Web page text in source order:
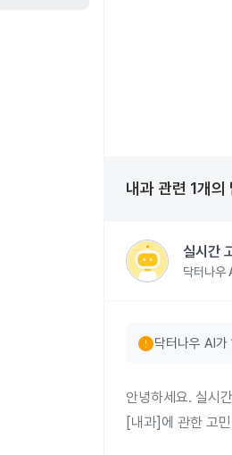
내과 관련 1개의
실시간
닥터나우
error닥터나우 AI
안녕하세요. 실시
[내과]에 관한 고